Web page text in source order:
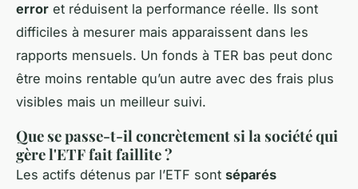
error et réduisent la performance réelle. Ils sont
difficiles à mesurer mais apparaissent dans les
rapports mensuels. Un fonds à TER bas peut donc
être moins rentable qu’un autre avec des frais plus
visibles mais un meilleur suivi.
Que se passe-t-il concrètement si la société qui
gère l'ETF fait faillite ?
Les actifs détenus par l’ETF sont séparés